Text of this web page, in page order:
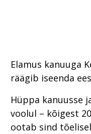
Elamus kanuuga
räägib iseenda
Hüppa kanuusse
voolul – kõigest
ootab sind